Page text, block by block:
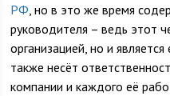
РФ, но в это же время
руководителя – ведь этот
организацией, но и
также несёт
компании и каждого её